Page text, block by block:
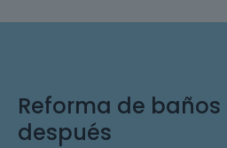
Reforma de
después